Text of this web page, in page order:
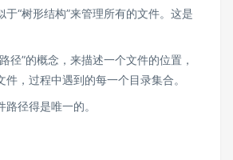
于“树形结构”来管理所有的文件。这是
径”的概念，来描述一个文件的位置，
件，过程中遇到的每一个目录集合。
径得是唯一的。